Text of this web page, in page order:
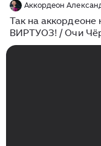
Аккордеон
Так на аккордеоне
ВИРТУОЗ! / Очи